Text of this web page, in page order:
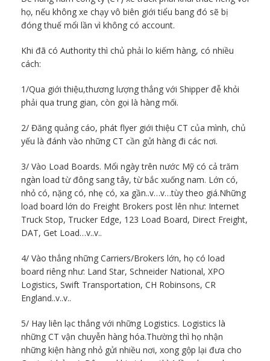
họ, nếu không xe chạy vô biên giới tiểu bang đó sẽ bị
đóng thuế mổi lần vì không có account.
Khi đã có Authority thì chủ phải lo kiếm hàng, có nhiều
cách:
1/Qua giới thiệu,thương lượng thẳng với Shipper đễ khỏi
phải qua trung gian, còn gọi là hàng mối.
2/ Đăng quảng cáo, phát flyer giới thiệu CT của mình, chủ
yếu là đánh vào những CT cần gửi hàng đi các nơi.
3/ Vào Load Boards. Mổi ngày trên nước Mỹ có cả trăm
ngàn load từ đông sang tây, từ bắc xuống nam. Lớn có,
nhỏ có, nặng có, nhẹ có, xa gần..v…v…tùy theo giá.Những
load board lớn do Freight Brokers post lên như: Internet
Truck Stop, Trucker Edge, 123 Load Board, Direct Freight,
DAT, Get Load…v..v..
4/ Vào thẳng những Carriers/Brokers lớn, họ có load
board riêng như: Land Star, Schneider National, XPO
Logistics, Swift Transportation, CH Robinsons, CR
England..v..v..
5/ Hay liên lạc thẳng với những Logistics. Logistics là
những CT vận chuyễn hàng hóa.Thường thì họ nhận
những kiện hàng nhỏ gửi nhiều nơi, xong gộp lại đưa cho